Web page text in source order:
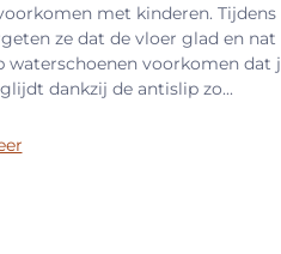
met kinderen. Tijdens
ze dat de vloer glad en nat
waterschoenen voorkomen dat
dankzij de antislip zo...